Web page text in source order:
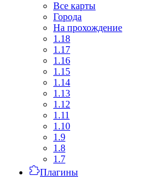
Все карты
Города
На прохождение
1.18
1.17
1.16
1.15
1.14
1.13
1.12
1.11
1.10
1.9
1.8
1.7
Плагины